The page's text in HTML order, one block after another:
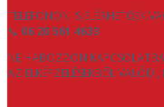
TELEFONON IS ELÉRHETŐEK
📞 06 20 561 4633
NE HABOZZON
AZ ELKÉPZELÉSEKBŐL